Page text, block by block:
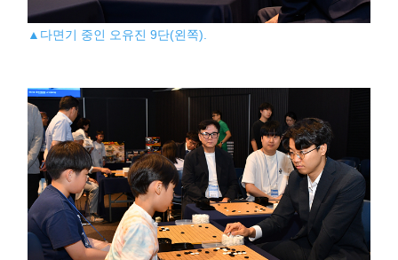
▲다면기 중인 오유진 9단(왼쪽).